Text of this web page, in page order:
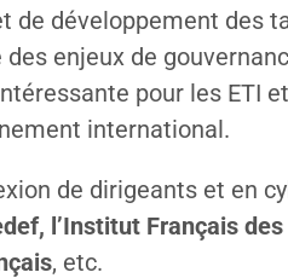
de développement des
enjeux de
pour les ETI
international.
de dirigeants et en
l’Institut Français
, etc.